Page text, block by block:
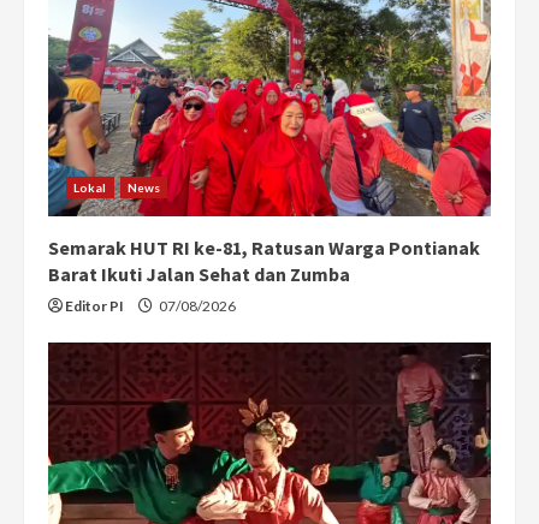
e
a
d
i
n
g
Lokal News
Semarak HUT RI ke-81, Ratusan Warga Pontianak
Barat Ikuti Jalan Sehat dan Zumba
Editor PI 07/08/2026